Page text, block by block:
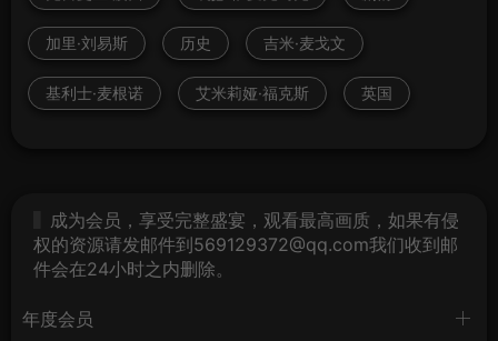
加里·刘易斯 历史 吉米·麦戈文
基利士·麦根诺 艾米莉娅·福克斯 英国
成为会员，享受完整盛宴，观看最高画质，如果有侵
权的资源请发邮件到569129372@qq.com我们收到邮
件会在24小时之内删除。
年度会员